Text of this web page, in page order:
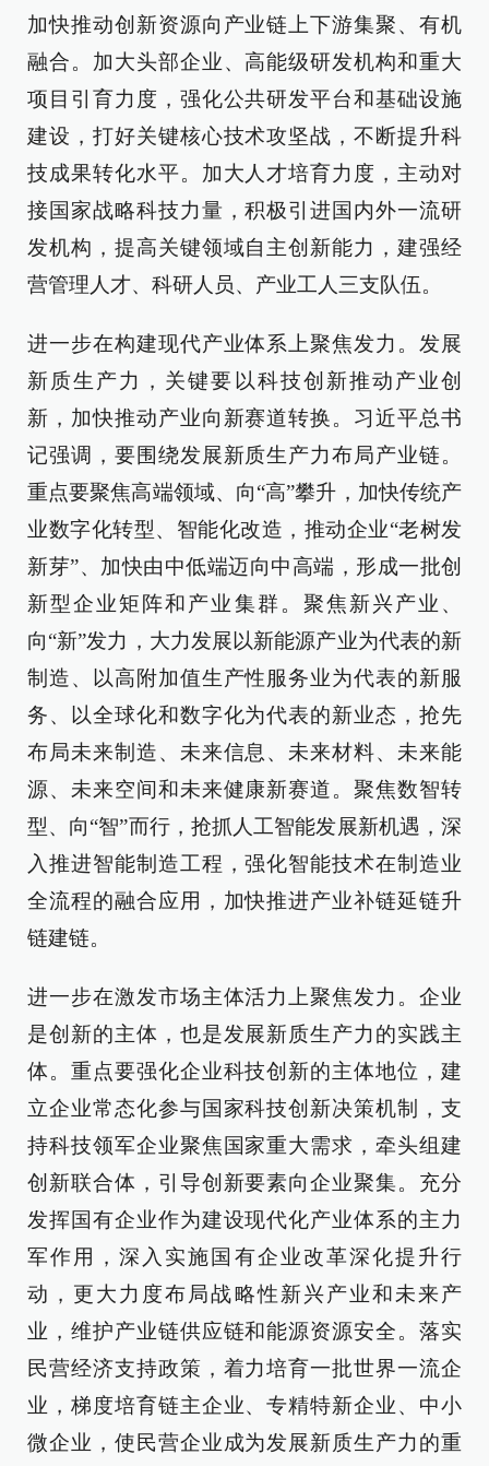
加快推动创新资源向产业链上下游集聚、有机
融合。加大头部企业、高能级研发机构和重大
项目引育力度，强化公共研发平台和基础设施
建设，打好关键核心技术攻坚战，不断提升科
技成果转化水平。加大人才培育力度，主动对
接国家战略科技力量，积极引进国内外一流研
发机构，提高关键领域自主创新能力，建强经
营管理人才、科研人员、产业工人三支队伍。
进一步在构建现代产业体系上聚焦发力。发展
新质生产力，关键要以科技创新推动产业创
新，加快推动产业向新赛道转换。习近平总书
记强调，要围绕发展新质生产力布局产业链。
重点要聚焦高端领域、向“高”攀升，加快传统产
业数字化转型、智能化改造，推动企业“老树发
新芽”、加快由中低端迈向中高端，形成一批创
新型企业矩阵和产业集群。聚焦新兴产业、
向“新”发力，大力发展以新能源产业为代表的新
制造、以高附加值生产性服务业为代表的新服
务、以全球化和数字化为代表的新业态，抢先
布局未来制造、未来信息、未来材料、未来能
源、未来空间和未来健康新赛道。聚焦数智转
型、向“智”而行，抢抓人工智能发展新机遇，深
入推进智能制造工程，强化智能技术在制造业
全流程的融合应用，加快推进产业补链延链升
链建链。
进一步在激发市场主体活力上聚焦发力。企业
是创新的主体，也是发展新质生产力的实践主
体。重点要强化企业科技创新的主体地位，建
立企业常态化参与国家科技创新决策机制，支
持科技领军企业聚焦国家重大需求，牵头组建
创新联合体，引导创新要素向企业聚集。充分
发挥国有企业作为建设现代化产业体系的主力
军作用，深入实施国有企业改革深化提升行
动，更大力度布局战略性新兴产业和未来产
业，维护产业链供应链和能源资源安全。落实
民营经济支持政策，着力培育一批世界一流企
业，梯度培育链主企业、专精特新企业、中小
微企业，使民营企业成为发展新质生产力的重